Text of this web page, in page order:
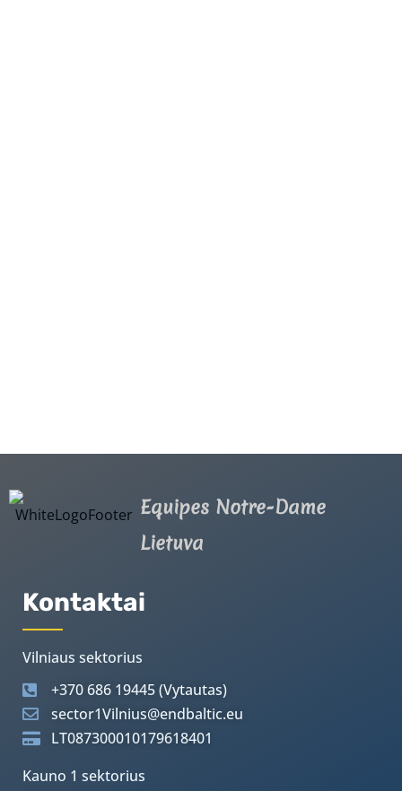
Equipes Notre-Dame
Lietuva
Kontaktai
Vilniaus sektorius
+370 686 19445 (Vytautas)
sector1Vilnius@endbaltic.eu
LT087300010179618401
Kauno 1 sektorius